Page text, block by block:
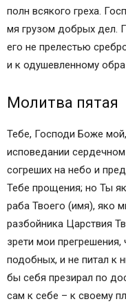
Молитва Иисусу
Благодарственная
Канон покаянный
Молитва об
Молитва Иисусу об
Молитва Иисусу о
Молитва о снятии
Молитва по
Молитва Иисусу
Первая молитва
Вторая молитва
судьбы
Третья молитва
Четвертая молитва
Пятая молитва
полн всякого греха.
мя грузом добрых дел.
его не прелестью
и к одушевленному
Молитва пятая
Тебе, Господи Боже
исповедании
согреших на небо и
Тебе прощения; но Ты
раба Твоего (имя), яко
разбойника Царствия
зрети мои
подобных, и не питал к
бы себя презирал по
сам к себе – к своему